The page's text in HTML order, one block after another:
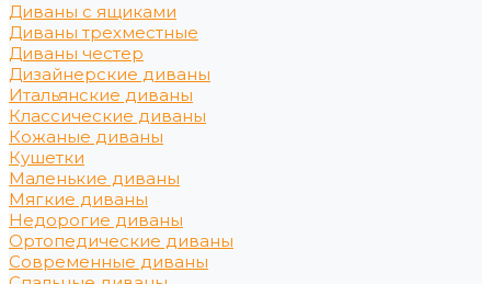
Диваны с ящиками
Диваны трехместные
Диваны честер
Дизайнерские диваны
Итальянские диваны
Классические диваны
Кожаные диваны
Кушетки
Маленькие диваны
Мягкие диваны
Недорогие диваны
Ортопедические диваны
Современные диваны